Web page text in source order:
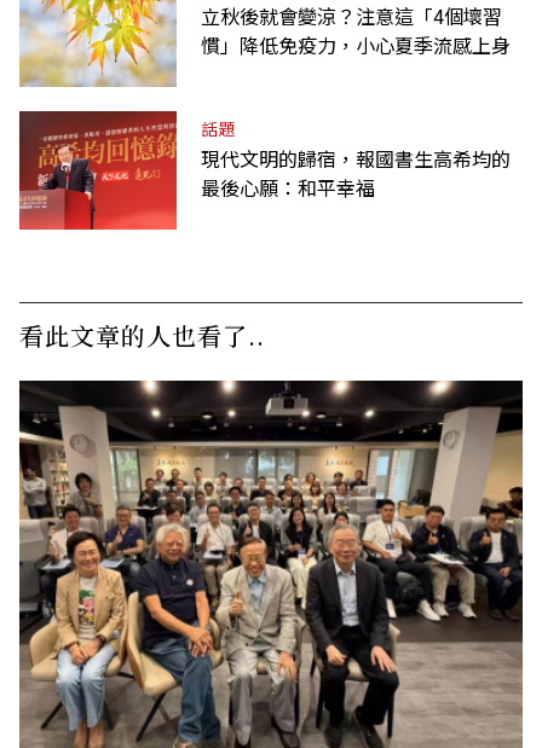
立秋後就會變涼？注意這「4個壞習
慣」降低免疫力，小心夏季流感上身
話題
現代文明的歸宿，報國書生高希均的
最後心願：和平幸福
看此文章的人也看了..